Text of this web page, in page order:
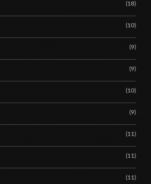
(18)
(10)
(9)
(9)
(10)
(9)
(11)
(11)
(11)